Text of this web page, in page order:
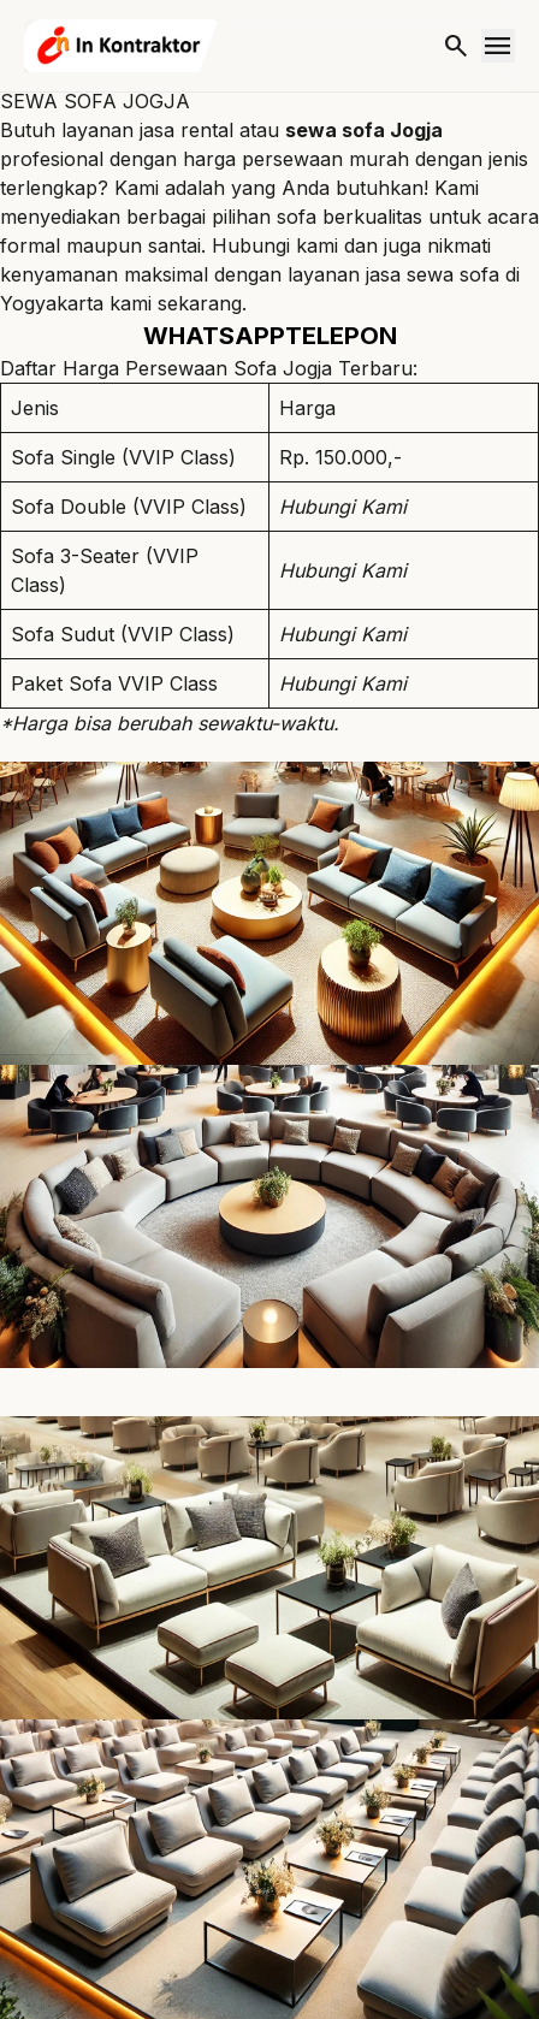
search menu
SEWA SOFA JOGJA
Butuh layanan jasa rental atau sewa sofa Jogja
profesional dengan harga persewaan murah dengan jenis
terlengkap? Kami adalah yang Anda butuhkan! Kami
menyediakan berbagai pilihan sofa berkualitas untuk acara
formal maupun santai. Hubungi kami dan juga nikmati
kenyamanan maksimal dengan layanan jasa sewa sofa di
Yogyakarta kami sekarang.
WHATSAPPTELEPON
Daftar Harga Persewaan Sofa Jogja Terbaru:
Jenis
Harga
Sofa Single (VVIP Class) Rp. 150.000,-
Sofa Double (VVIP Class) Hubungi Kami
Sofa 3-Seater (VVIP
Class)
Hubungi Kami
Sofa Sudut (VVIP Class) Hubungi Kami
Paket Sofa VVIP Class
Hubungi Kami
*Harga bisa berubah sewaktu-waktu.